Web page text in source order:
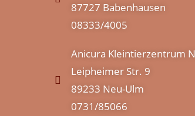
87727 Babenhausen
08333/4005
Anicura Kleintierzentrum
Leipheimer Str. 9
89233 Neu-Ulm
0731/85066